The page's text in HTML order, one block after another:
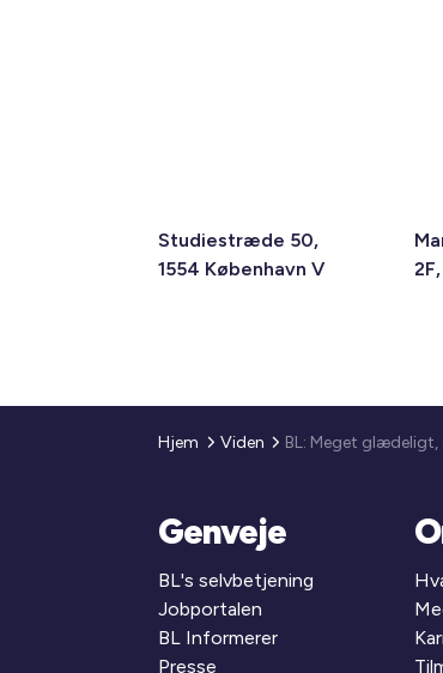
Studiestræde 50,
1554 København V
Hjem Viden
Genveje
BL's selvbetjening
Jobportalen
BL Informerer
Presse